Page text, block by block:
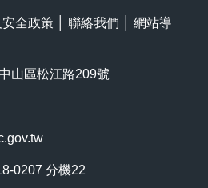
安全政策 聯絡我們
網站導
山區松江路209號
0207 分機22